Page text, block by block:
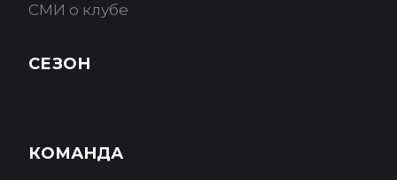
СМИ о клубе
СЕЗОН
КОМАНДА